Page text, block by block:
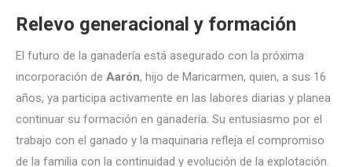
Relevo generacional y formación
El futuro de la ganadería está asegurado con la próxima
incorporación de Aarón, hijo de Maricarmen, quien, a sus 16
años, ya participa activamente en las labores diarias y planea
continuar su formación en ganadería. Su entusiasmo por el
trabajo con el ganado y la maquinaria refleja el compromiso
de la familia con la continuidad y evolución de la explotación.